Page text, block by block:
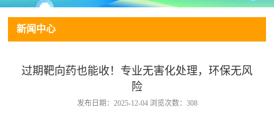
新闻中心
过期靶向药也能收！专业无害化处理，环保无风
险
发布日期：2025-12-04 浏览次数：308